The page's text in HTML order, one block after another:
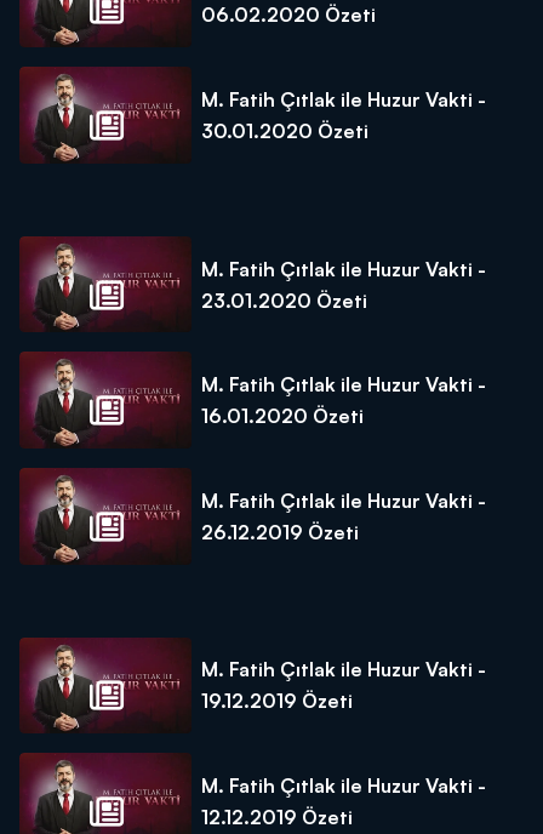
06.02.2020 Özeti
M. Fatih Çıtlak ile Huzur Vakti -
30.01.2020 Özeti
M. Fatih Çıtlak ile Huzur Vakti -
23.01.2020 Özeti
M. Fatih Çıtlak ile Huzur Vakti -
16.01.2020 Özeti
M. Fatih Çıtlak ile Huzur Vakti -
26.12.2019 Özeti
M. Fatih Çıtlak ile Huzur Vakti -
19.12.2019 Özeti
M. Fatih Çıtlak ile Huzur Vakti -
12.12.2019 Özeti